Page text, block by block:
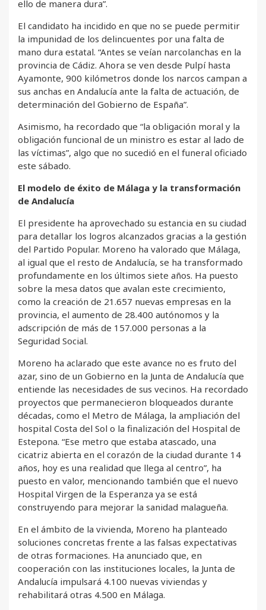
ello de manera dura”.
El candidato ha incidido en que no se puede permitir
la impunidad de los delincuentes por una falta de
mano dura estatal. “Antes se veían narcolanchas en la
provincia de Cádiz. Ahora se ven desde Pulpí hasta
Ayamonte, 900 kilómetros donde los narcos campan a
sus anchas en Andalucía ante la falta de actuación, de
determinación del Gobierno de España”.
Asimismo, ha recordado que “la obligación moral y la
obligación funcional de un ministro es estar al lado de
las víctimas”, algo que no sucedió en el funeral oficiado
este sábado.
El modelo de éxito de Málaga y la transformación
de Andalucía
El presidente ha aprovechado su estancia en su ciudad
para detallar los logros alcanzados gracias a la gestión
del Partido Popular. Moreno ha valorado que Málaga,
al igual que el resto de Andalucía, se ha transformado
profundamente en los últimos siete años. Ha puesto
sobre la mesa datos que avalan este crecimiento,
como la creación de 21.657 nuevas empresas en la
provincia, el aumento de 28.400 autónomos y la
adscripción de más de 157.000 personas a la
Seguridad Social.
Moreno ha aclarado que este avance no es fruto del
azar, sino de un Gobierno en la Junta de Andalucía que
entiende las necesidades de sus vecinos. Ha recordado
proyectos que permanecieron bloqueados durante
décadas, como el Metro de Málaga, la ampliación del
hospital Costa del Sol o la finalización del Hospital de
Estepona. “Ese metro que estaba atascado, una
cicatriz abierta en el corazón de la ciudad durante 14
años, hoy es una realidad que llega al centro”, ha
puesto en valor, mencionando también que el nuevo
Hospital Virgen de la Esperanza ya se está
construyendo para mejorar la sanidad malagueña.
En el ámbito de la vivienda, Moreno ha planteado
soluciones concretas frente a las falsas expectativas
de otras formaciones. Ha anunciado que, en
cooperación con las instituciones locales, la Junta de
Andalucía impulsará 4.100 nuevas viviendas y
rehabilitará otras 4.500 en Málaga.